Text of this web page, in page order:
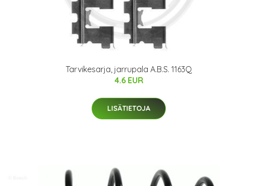
Tarvikesarja, jarrupala A.B.S. 1163Q
4.6 EUR
LISÄTIETOJA